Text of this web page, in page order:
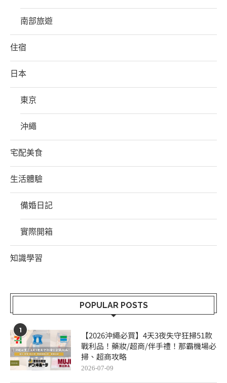
南部旅遊
住宿
日本
東京
沖繩
宅配美食
生活體驗
備婚日記
實際開箱
知識學習
POPULAR POSTS
1
【2026沖繩必買】4天3夜失守狂掃51款
戰利品！藥妝/超商/伴手禮！那霸機場必
掃、超商攻略
2026-07-09